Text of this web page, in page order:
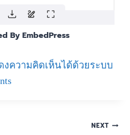
By EmbedPress
ความคิดเห็นได้ด้วยระบบ
NEXT